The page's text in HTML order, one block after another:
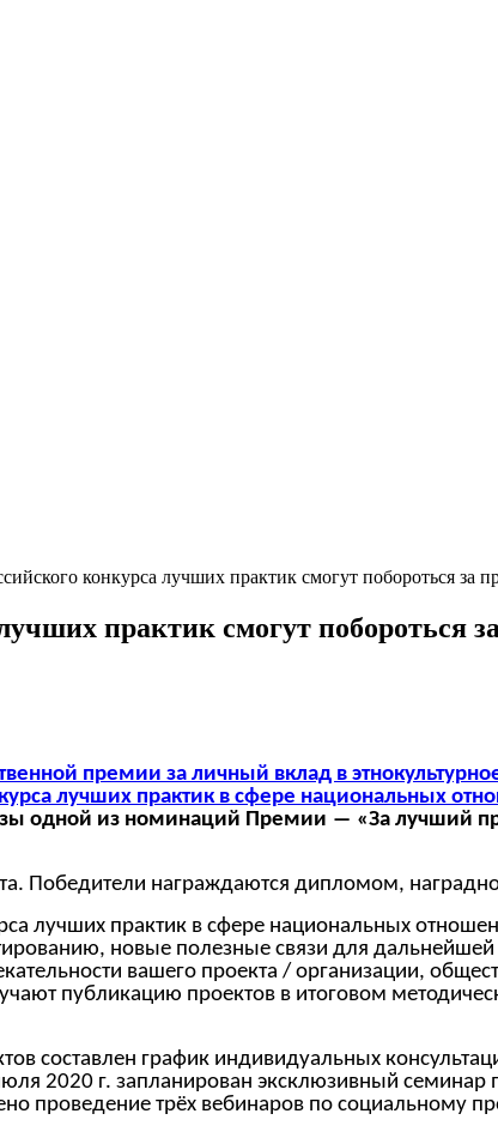
конкурса лучших практик смогут побороться
практик смогут побороться
премии за личный вклад в
лучших практик в сфере национальных
одной из номинаций Премии ― «За лучший
Победители награждаются дипломом,
лучших практик в сфере национальных
новые полезные связи для
вашего проекта / организации,
публикацию проектов в итоговом
составлен график индивидуальных
2020 г. запланирован эксклюзивный
проведение трёх вебинаров по социальному